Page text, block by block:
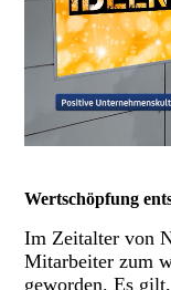
Wertschöpfung
Im Zeitalter von
Mitarbeiter zum
geworden. Es